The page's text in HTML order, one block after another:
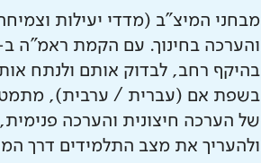
מבחני המיצ"ב (מדדי יעילות
בשפת אם (עברית / ערבית),
של הערכה חיצונית והערכה
ולהעריך את מצב התלמידים דרך